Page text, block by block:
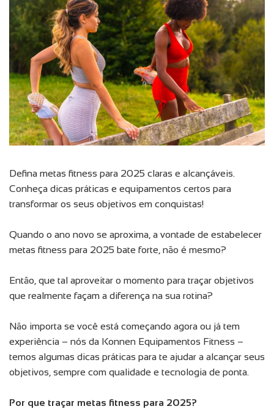
Defina metas fitness para 2025 claras e alcançáveis.
Conheça dicas práticas e equipamentos certos para
transformar os seus objetivos em conquistas!
Quando o ano novo se aproxima, a vontade de estabelecer
metas fitness para 2025 bate forte, não é mesmo?
Então, que tal aproveitar o momento para traçar objetivos
que realmente façam a diferença na sua rotina?
Não importa se você está começando agora ou já tem
experiência – nós da Konnen Equipamentos Fitness –
temos algumas dicas práticas para te ajudar a alcançar seus
objetivos, sempre com qualidade e tecnologia de ponta.
Por que traçar metas fitness para 2025?